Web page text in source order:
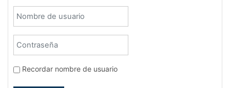
Nombre de usuario
Contraseña
Recordar nombre de usuario